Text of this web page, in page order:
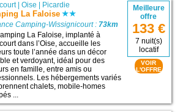
|Oise Picardie
La Faloise
Camping-Wissignicourt : 73km
La Faloise, implanté à
dans l’Oise, accueille les
toute l’année dans un décor
et verdoyant, idéal pour des
en famille, entre amis ou
Les hébergements variés
chalets, mobile-homes
...
Meilleure
offre
133 €
7 nuit(s)
locatif
VOIR
L'OFFRE